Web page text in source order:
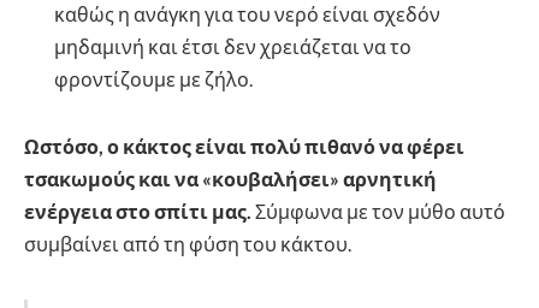
καθώς η ανάγκη για του νερό είναι σχεδόν
μηδαμινή και έτσι δεν χρειάζεται να το
φροντίζουμε με ζήλο.
Ωστόσο, ο κάκτος είναι πολύ πιθανό να φέρει
τσακωμούς και να «κουβαλήσει» αρνητική
ενέργεια στο σπίτι μας. Σύμφωνα με τον μύθο αυτό
συμβαίνει από τη φύση του κάκτου.